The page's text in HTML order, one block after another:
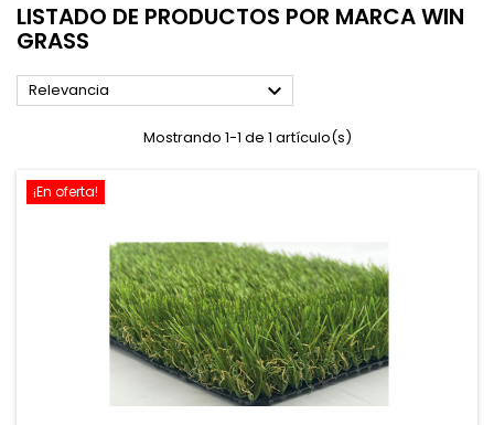
LISTADO DE PRODUCTOS POR MARCA WIN
GRASS
Relevancia 
Mostrando 1-1 de 1 artículo(s)
¡En oferta!